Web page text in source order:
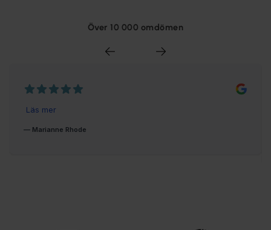
Över 10 000 omdömen